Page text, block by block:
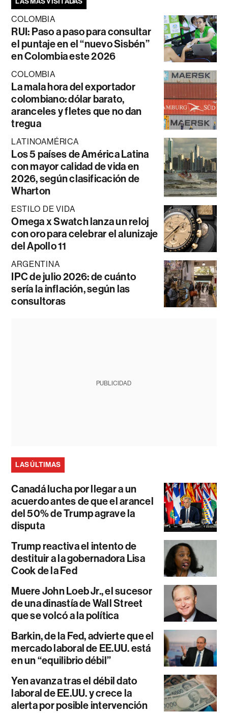
COLOMBIA
RUI: Paso a paso para consultar
el puntaje en el “nuevo Sisbén”
en Colombia este 2026
COLOMBIA
La mala hora del exportador
colombiano: dólar barato,
aranceles y fletes que no dan
tregua
LATINOAMÉRICA
Los 5 países de América Latina
con mayor calidad de vida en
2026, según clasificación de
Wharton
ESTILO DE VIDA
Omega x Swatch lanza un reloj
con oro para celebrar el alunizaje
del Apollo 11
ARGENTINA
IPC de julio 2026: de cuánto
sería la inflación, según las
consultoras
PUBLICIDAD
LAS ÚLTIMAS
Canadá lucha por llegar a un
acuerdo antes de que el arancel
del 50% de Trump agrave la
disputa
Trump reactiva el intento de
destituir a la gobernadora Lisa
Cook de la Fed
Muere John Loeb Jr., el sucesor
de una dinastía de Wall Street
que se volcó a la política
Barkin, de la Fed, advierte que el
mercado laboral de EE.UU. está
en un “equilibrio débil”
Yen avanza tras el débil dato
laboral de EE.UU. y crece la
alerta por posible intervención